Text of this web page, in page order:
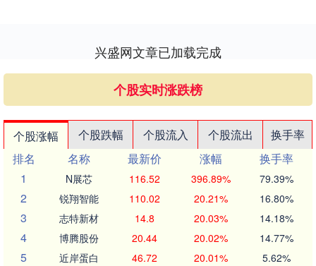
兴盛网文章已加载完成
个股实时涨跌榜
个股涨幅 个股跌幅 个股流入 个股流出
换手率
排名
名称 最新价 涨幅
换手率
1
N展芯 116.52 396.89% 79.39%
2 锐翔智能 110.02 20.21% 16.80%
3 志特新材 14.8 20.03% 14.18%
4 博腾股份 20.44 20.02% 14.77%
5 近岸蛋白 46.72 20.01% 5.62%